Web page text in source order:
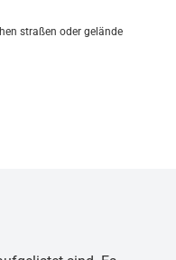
straßen oder gelände